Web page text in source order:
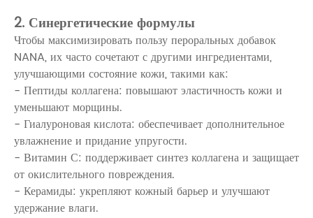
2. Синергетические формулы
Чтобы максимизировать пользу пероральных добавок
NANA, их часто сочетают с другими ингредиентами,
улучшающими состояние кожи, такими как:
- Пептиды коллагена: повышают эластичность кожи и
уменьшают морщины.
- Гиалуроновая кислота: обеспечивает дополнительное
увлажнение и придание упругости.
- Витамин С: поддерживает синтез коллагена и защищает
от окислительного повреждения.
- Керамиды: укрепляют кожный барьер и улучшают
удержание влаги.